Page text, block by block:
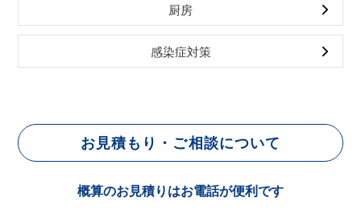
厨房
感染症対策
お見積もり・ご相談について
概算のお見積りはお電話が便利です